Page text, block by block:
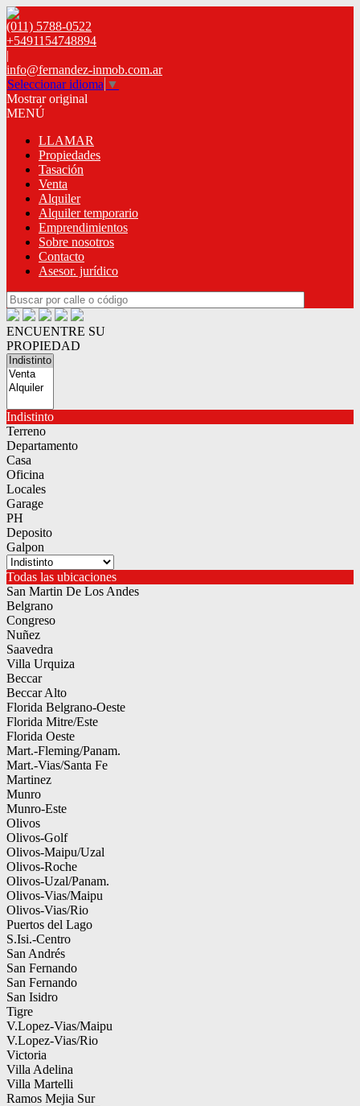
(011) 5788-0522
+5491154748894
|
info@fernandez-inmob.com.ar
Seleccionar idioma ▼
Mostrar original
MENÚ
LLAMAR
Propiedades
Tasación
Venta
Alquiler
Alquiler temporario
Emprendimientos
Sobre nosotros
Contacto
Asesor. jurídico
ENCUENTRE SU
PROPIEDAD
Indistinto
Terreno
Departamento
Casa
Oficina
Locales
Garage
PH
Deposito
Galpon
Todas las ubicaciones
San Martin De Los Andes
Belgrano
Congreso
Nuñez
Saavedra
Villa Urquiza
Beccar
Beccar Alto
Florida Belgrano-Oeste
Florida Mitre/Este
Florida Oeste
Mart.-Fleming/Panam.
Mart.-Vias/Santa Fe
Martinez
Munro
Munro-Este
Olivos
Olivos-Golf
Olivos-Maipu/Uzal
Olivos-Roche
Olivos-Uzal/Panam.
Olivos-Vias/Maipu
Olivos-Vias/Rio
Puertos del Lago
S.Isi.-Centro
San Andrés
San Fernando
San Fernando
San Isidro
Tigre
V.Lopez-Vias/Maipu
V.Lopez-Vias/Rio
Victoria
Villa Adelina
Villa Martelli
Ramos Mejia Sur